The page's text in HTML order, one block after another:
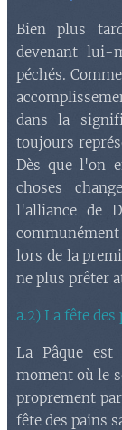
Bien plus
devenant lui-
péchés.
dans la
toujours
Dès que l'on
choses
l'alliance de
lors de la
ne plus prêter
a.2) La fête
La Pâque
moment où le
proprement
fête des pains